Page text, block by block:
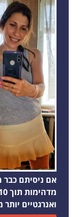
אם ניסיתם כבר
ואנרגטיים